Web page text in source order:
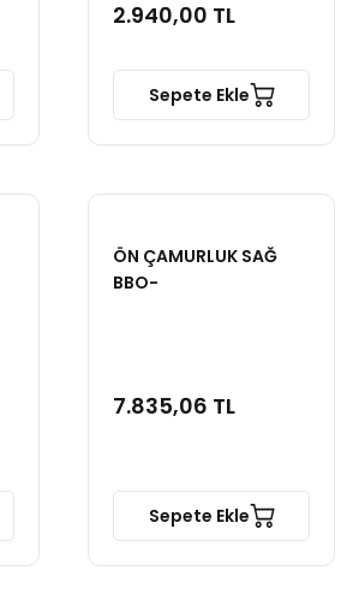
2.940,00 TL
Sepete Ekle
ÖN ÇAMURLUK SAĞ
BBO-
7.835,06 TL
Sepete Ekle